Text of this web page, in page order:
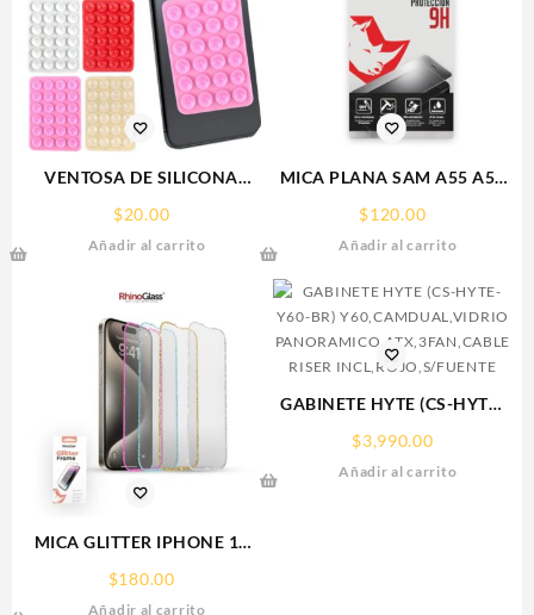
VENTOSA DE SILICONA
$20.00
Añadir al carrito
MICA PLANA SAM A55 A56
$120.00
Añadir al carrito
MICA GLITTER IPHONE 17
PRO MAX/IP 16PROMAX
GLITTER FRAME
$180.00
Añadir al carrito
GABINETE HYTE (CS-HYTE-
Y60,CAMDUAL,VIDRIO
$3,990.00
Añadir al carrito